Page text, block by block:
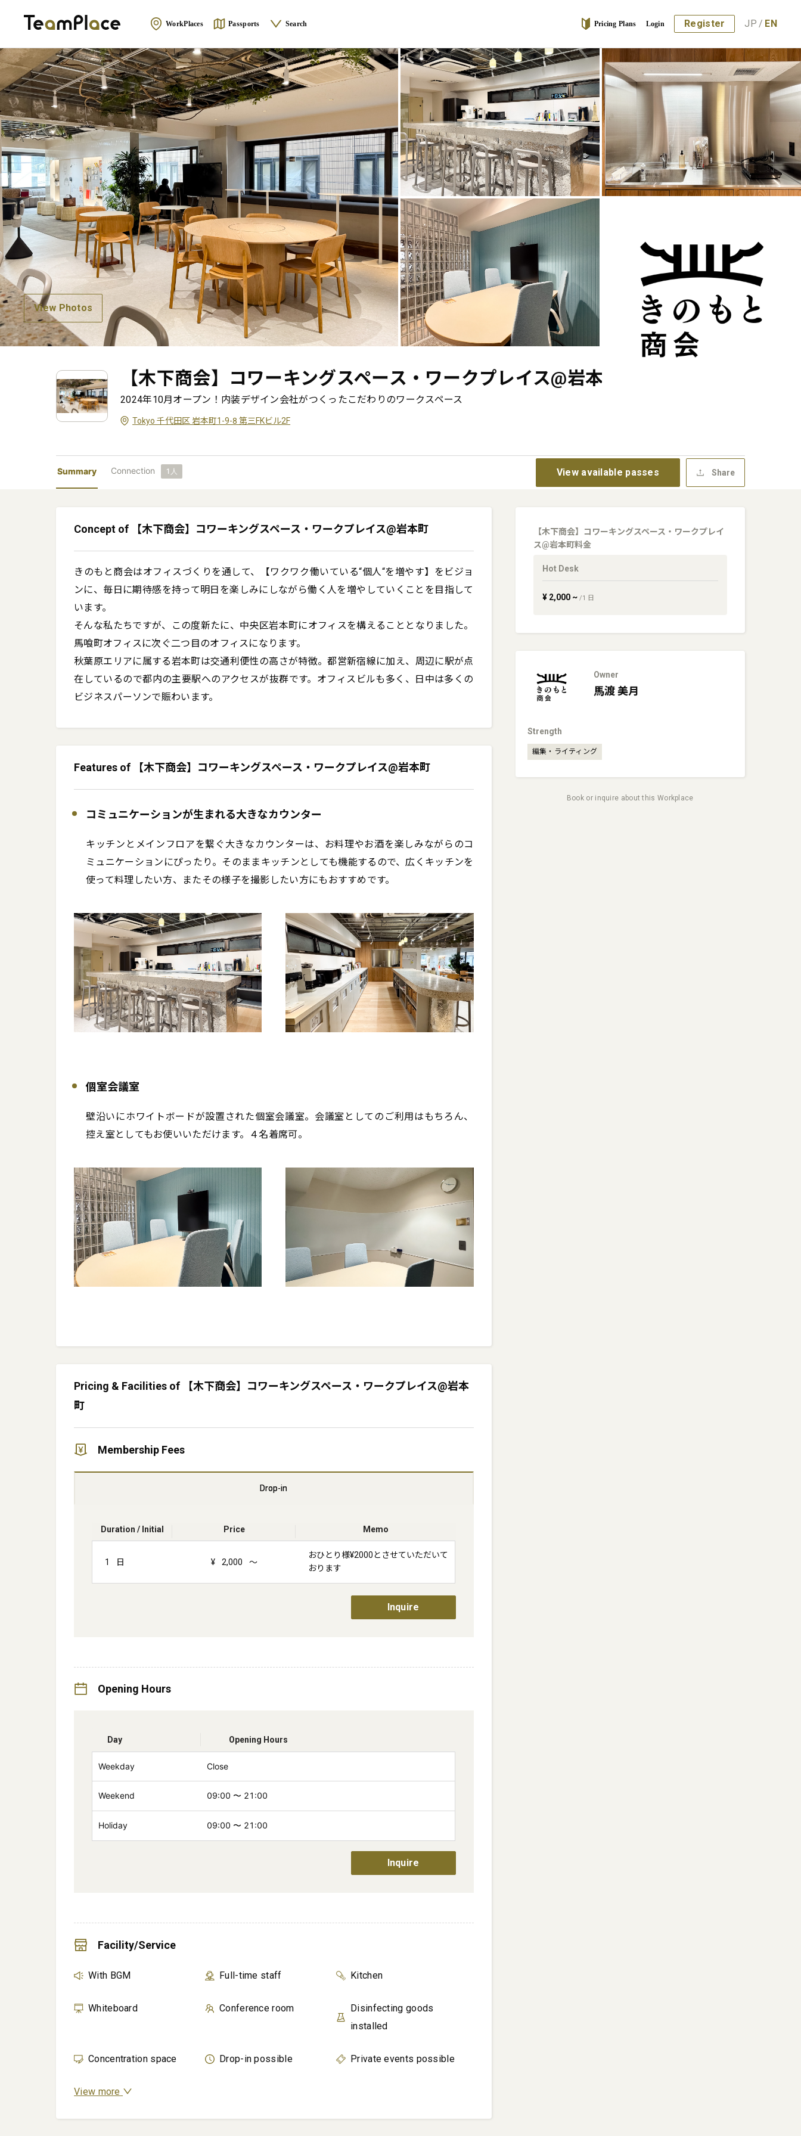
WorkPlaces Passports Search Pricing Plans Login Register JP / EN
View Photos
【木下商会】コワーキングスペース・ワークプレイス@岩本町
2024年10月オープン！内装デザイン会社がつくったこだわりのワークスペース
Tokyo 千代田区 岩本町1-9-8 第三FKビル2F
Summary Connection 1 人 View available passes Share
Concept of 【木下商会】コワーキングスペース・ワークプレイス@岩本町
きのもと商会はオフィスづくりを通して、【ワクワク働いている“個人“を増やす】をビジョ
ンに、毎日に期待感を持って明日を楽しみにしながら働く人を増やしていくことを目指して
います。
そんな私たちですが、この度新たに、中央区岩本町にオフィスを構えることとなりました。
馬喰町オフィスに次ぐ二つ目のオフィスになります。
秋葉原エリアに属する岩本町は交通利便性の高さが特徴。都営新宿線に加え、周辺に駅が点
在しているので都内の主要駅へのアクセスが抜群です。オフィスビルも多く、日中は多くの
ビジネスパーソンで賑わいます。
Features of 【木下商会】コワーキングスペース・ワークプレイス@岩本町
コミュニケーションが生まれる大きなカウンター
キッチンとメインフロアを繋ぐ大きなカウンターは、お料理やお酒を楽しみながらのコ
ミュニケーションにぴったり。そのままキッチンとしても機能するので、広くキッチンを
使って料理したい方、またその様子を撮影したい方にもおすすめです。
個室会議室
壁沿いにホワイトボードが設置された個室会議室。会議室としてのご利用はもちろん、
控え室としてもお使いいただけます。４名着席可。
Pricing & Facilities of 【木下商会】コワーキングスペース・ワークプレイス@岩本
町
Membership Fees
Drop-in
Duration / Initial Price Memo
1 日 ¥ 2,000 ～
おひとり様¥2000とさせていただいて
おります
Inquire
Opening Hours
Day Opening Hours
Weekday Close
Weekend 09:00 〜 21:00
Holiday 09:00 〜 21:00
Inquire
Facility/Service
With BGM Full-time staff Kitchen
Whiteboard Conference room
Disinfecting goods
installed
Concentration space Drop-in possible Private events possible
View more
【木下商会】コワーキングスペース・ワークプレイ
ス@岩本町料金
Hot Desk
¥ 2,000~ /1 日
Owner
馬渡 美月
Strength
編集・ライティング
Book or inquire about this Workplace